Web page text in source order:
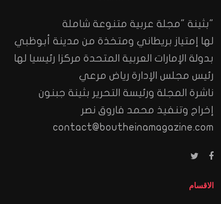
"بثينة "مجلة عربية متنوعة شاملة
لها إمتياز بريطاني ومتخذة من مدينة أبوظبي
بدولة الإمارات العربية المتحدة مركزا رئيسيا لها
رئيس مجلس الإدارة رياض مرعي
ناشرة المجلة ورئيسة التحرير بثينة جبنون
إخراج وتنفيذ محمد فاروق نصر
contact@boutheinamagazine.com
الاقسام